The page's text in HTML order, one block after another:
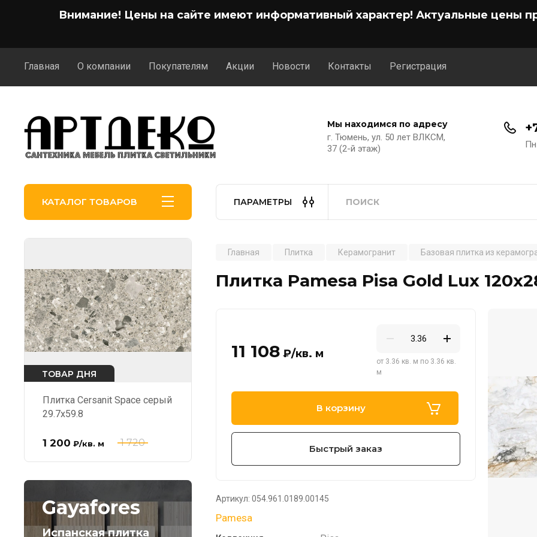
Внимание! Цены на сайте имеют информативный характер! Актуальные цены
Главная О компании Покупателям Акции Новости Контакты Регистрация
Мы находимся по адресу
г. Тюмень, ул. 50 лет ВЛКСМ,
37 (2-й этаж)
КАТАЛОГ ТОВАРОВ ПАРАМЕТРЫ
ТОВАР ДНЯ
Плитка Cersanit Space серый
29.7x59.8
1 720
1 200 ₽/кв. м
Gayafores
Испанская плитка
Главная Плитка Керамогранит Базовая плитка из
Плитка Pamesa Pisa Gold Lux
11 108 ₽/кв. м
от 3.36 кв. м по 3.36 кв.
м
В корзину
Быстрый заказ
Артикул: 054.961.0189.00145
Pamesa